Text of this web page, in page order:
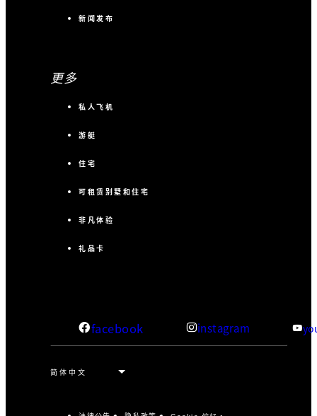
新闻发布
更多
私人飞机
游艇
住宅
可租赁别墅和住宅
非凡体验
礼品卡
facebook instagram